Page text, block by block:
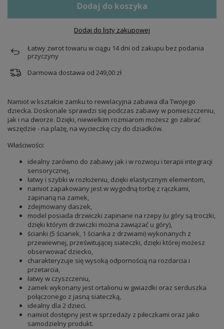
Dodaj do koszyka
Dodaj do listy zakupowej
Łatwy zwrot towaru w ciągu 14dni od zakupu bez podania
przyczyny
Darmowa dostawa od 249,00 zł
Namiot w kształcie zamku to rewelacyjna zabawa dla Twojego
dziecka. Doskonale sprawdzi się podczas zabawy w pomieszczeniu,
jak i na dworze. Dzięki, niewielkim rozmiarom możesz go zabrać
wszędzie - na plażę, na wycieczkę czy do dziadków.
Właściwości:
idealny zarówno do zabawy jak i w rozwoju i terapii integracji
sensorycznej,
łatwy i szybki w rozłożeniu, dzięki elastycznym elementom,
namiot zapakowany jest w wygodną torbę z rączkami,
zapinaną na zamek,
zdejmowany daszek,
model posiada drzwiczki zapinane na rzepy (u góry są troczki,
dzięki którym drzwiczki można zawiązać u góry),
ścianki (5 ścianek, 1 ścianka z drzwiami) wykonanych z
przewiewnej, prześwitującej siateczki, dzięki której możesz
obserwować dziecko,
charakteryzuje się wysoką odpornością na rozdarcia i
przetarcia,
łatwy w czyszczeniu,
zamek wykonany jest ortalionu w gwiazdki oraz serduszka
połączonego z jasną siateczką,
idealny dla 2 dzieci.
namiot dostępny jest w sprzedaży z piłeczkami oraz jako
samodzielny produkt.